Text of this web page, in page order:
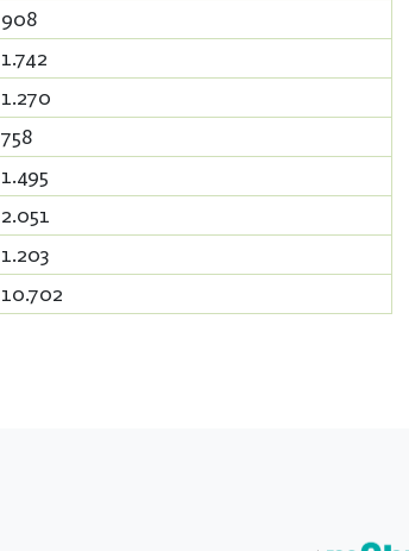
908
1.742
1.270
758
1.495
2.051
1.203
10.702